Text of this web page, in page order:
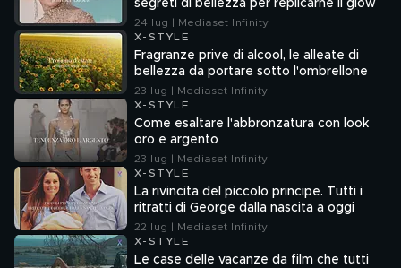
segreti di bellezza per replicarne il glow
24 lug | Mediaset Infinity
X-STYLE
Fragranze prive di alcool, le alleate di
bellezza da portare sotto l'ombrellone
23 lug | Mediaset Infinity
X-STYLE
Come esaltare l'abbronzatura con look
oro e argento
23 lug | Mediaset Infinity
X-STYLE
La rivincita del piccolo principe. Tutti i
ritratti di George dalla nascita a oggi
22 lug | Mediaset Infinity
X-STYLE
Le case delle vacanze da film che tutti